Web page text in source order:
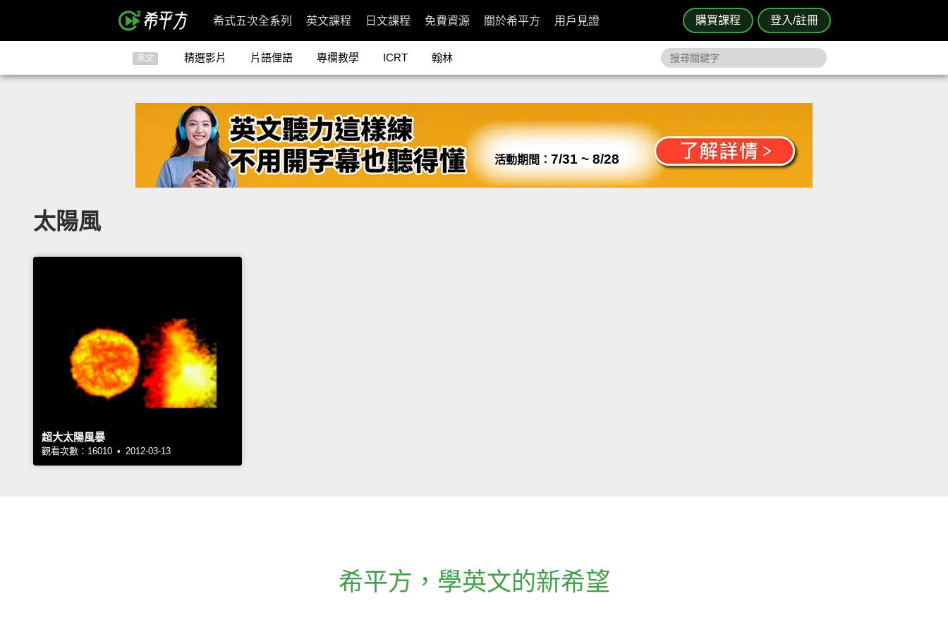
購買課程 登入/註冊
希式五次全系列 英文課程 日文課程 免費資源 關於希平方 用戶見證
英文 精選影片 片語俚語 專欄教學 ICRT 翰林
活動期間： 7/31 ~ 8/28
太陽風
超大太陽風暴
觀看次數：16010 • 2012-03-13
希平方 ， 學英文的新希望